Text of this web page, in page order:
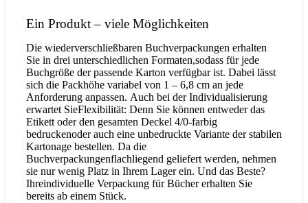
Ein Produkt – viele Möglichkeiten
Die wiederverschließbaren Buchverpackungen erhalten
Sie in drei unterschiedlichen Formaten,sodass für jede
Buchgröße der passende Karton verfügbar ist. Dabei lässt
sich die Packhöhe variabel von 1 – 6,8 cm an jede
Anforderung anpassen. Auch bei der Individualisierung
erwartet SieFlexibilität: Denn Sie können entweder das
Etikett oder den gesamten Deckel 4/0-farbig
bedruckenoder auch eine unbedruckte Variante der stabilen
Kartonage bestellen. Da die
Buchverpackungenflachliegend geliefert werden, nehmen
sie nur wenig Platz in Ihrem Lager ein. Und das Beste?
Ihreindividuelle Verpackung für Bücher erhalten Sie
bereits ab einem Stück.